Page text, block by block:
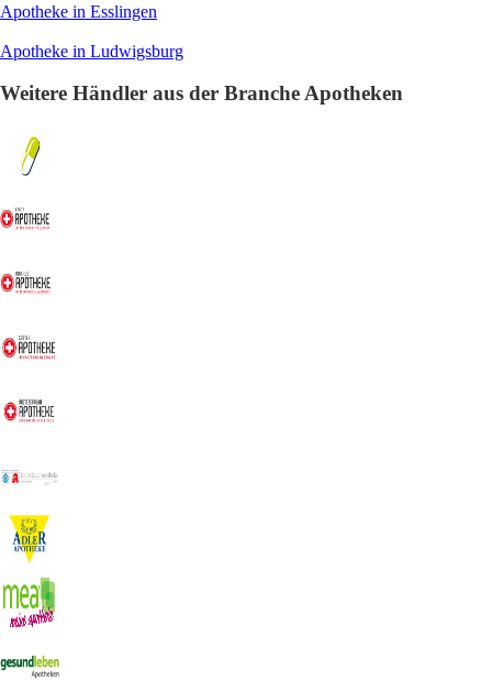
Apotheke in Esslingen
Apotheke in Ludwigsburg
Weitere Händler aus der Branche Apotheken